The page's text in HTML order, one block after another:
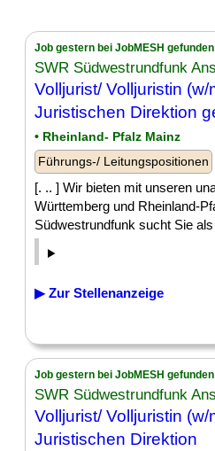
Job gestern bei JobMESH gefunden
SWR Südwestrundfunk
Volljurist/ Volljuristin
Juristischen Direktion
• Rheinland- Pfalz Mainz
Führungs-/ Leitungspositionen
[. .. ] Wir bieten mit unseren
Württemberg und Rheinland-
Südwestrundfunk sucht Sie
▶ Zur Stellenanzeige
Job gestern bei JobMESH gefunden
SWR Südwestrundfunk
Volljurist/ Volljuristin
Juristischen Direktion